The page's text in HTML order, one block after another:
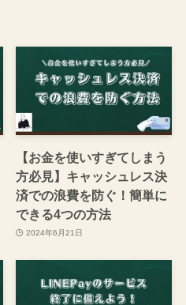
【お金を使いすぎてしまう
方必見】キャッシュレス決
済での浪費を防ぐ！簡単に
できる4つの方法
2024年6月21日